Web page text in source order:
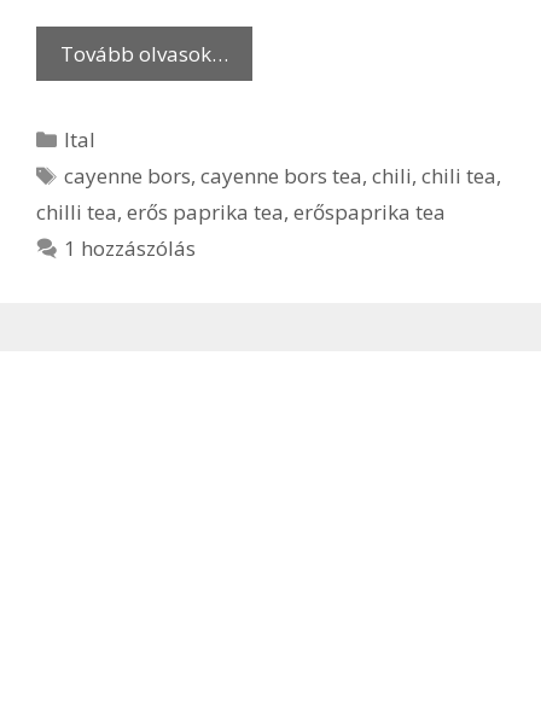
Tovább olvasok…
Kategória
Ital
Címkék
cayenne bors,cayenne bors tea,chili,chili tea,
chilli tea, erős paprika tea, erőspaprika tea
1 hozzászólás